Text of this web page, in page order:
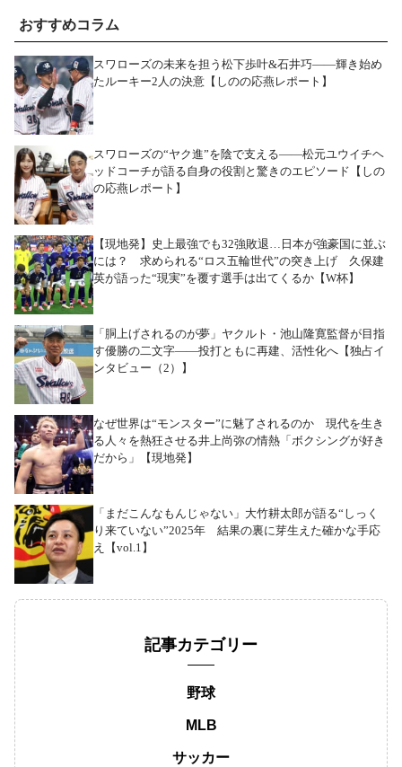
おすすめコラム
スワローズの未来を担う松下歩叶&石井巧――輝き始め
たルーキー2人の決意【しのの応燕レポート】
スワローズの“ヤク進”を陰で支える――松元ユウイチヘ
ッドコーチが語る自身の役割と驚きのエピソード【しの
の応燕レポート】
【現地発】史上最強でも32強敗退…日本が強豪国に並ぶ
には？ 求められる“ロス五輪世代”の突き上げ 久保建
英が語った“現実”を覆す選手は出てくるか【W杯】
「胴上げされるのが夢」ヤクルト・池山隆寛監督が目指
す優勝の二文字――投打ともに再建、活性化へ【独占イ
ンタビュー（2）】
なぜ世界は“モンスター”に魅了されるのか 現代を生き
る人々を熱狂させる井上尚弥の情熱「ボクシングが好き
だから」【現地発】
「まだこんなもんじゃない」大竹耕太郎が語る“しっく
り来ていない”2025年 結果の裏に芽生えた確かな手応
え【vol.1】
記事カテゴリー
野球
MLB
サッカー